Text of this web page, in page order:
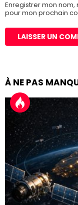
Enregistrer mon
pour mon prochain
À NE PAS